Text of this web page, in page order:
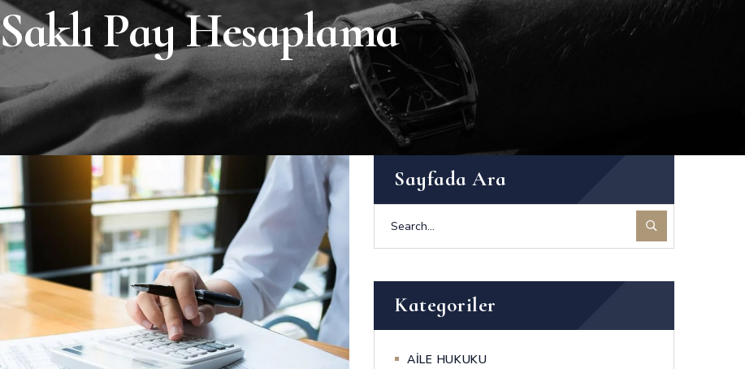
Saklı Pay Hesaplama
Sayfada Ara
Kategoriler
AİLE HUKUKU